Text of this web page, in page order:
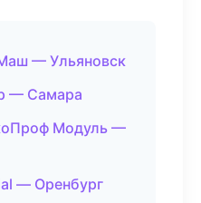
— Ульяновск
— Самара
Модуль —
— Оренбург